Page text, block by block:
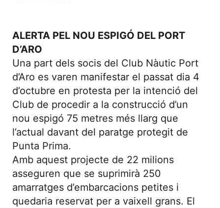
ALERTA PEL NOU ESPIGÓ DEL PORT
D’ARO
Una part dels socis del Club Nàutic Port
d’Aro es varen manifestar el passat dia 4
d’octubre en protesta per la intenció del
Club de procedir a la construcció d’un
nou espigó 75 metres més llarg que
l’actual davant del paratge protegit de
Punta Prima.
Amb aquest projecte de 22 milions
asseguren que se suprimirà 250
amarratges d’embarcacions petites i
quedaria reservat per a vaixell grans. El